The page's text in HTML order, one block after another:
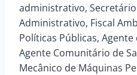
administrativo,
Administrativo, Fiscal
Políticas Públicas,
Agente Comunitário de
Mecânico de Máquinas